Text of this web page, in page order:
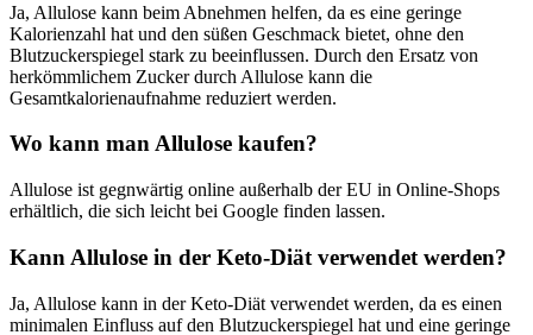
Ja, Allulose kann beim Abnehmen helfen, da es eine geringe
Kalorienzahl hat und den süßen Geschmack bietet, ohne den
Blutzuckerspiegel stark zu beeinflussen. Durch den Ersatz von
herkömmlichem Zucker durch Allulose kann die
Gesamtkalorienaufnahme reduziert werden.
Wo kann man Allulose kaufen?
Allulose ist gegnwärtig online außerhalb der EU in Online-Shops
erhältlich, die sich leicht bei Google finden lassen.
Kann Allulose in der Keto-Diät verwendet werden?
Ja, Allulose kann in der Keto-Diät verwendet werden, da es einen
minimalen Einfluss auf den Blutzuckerspiegel hat und eine geringe